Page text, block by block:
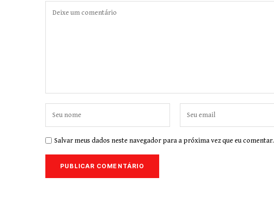
Salvar meus dados neste navegador para a próxima vez que eu comentar.